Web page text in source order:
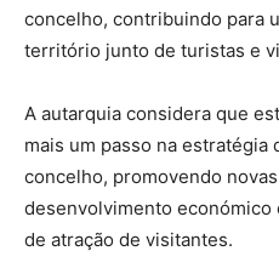
concelho, contribuindo para
território junto de turistas e
A autarquia considera que
mais um passo na estratégia
concelho, promovendo
desenvolvimento económico
de atração de visitantes.